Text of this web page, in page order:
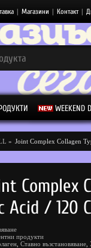
| Магазини | Контакт |
WEEKEND
» Joint Complex Collagen
Complex
Acid / 120
продукти
Ставно възстановяване